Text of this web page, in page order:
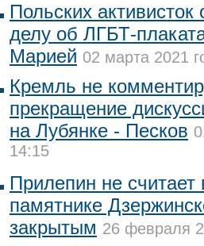
Польских
делу об ЛГБТ-
Марией 02 марта 2021
Кремль не
прекращение
на Лубянке - Песков
14:15
Прилепин не считает
памятнике
закрытым 26 февраля